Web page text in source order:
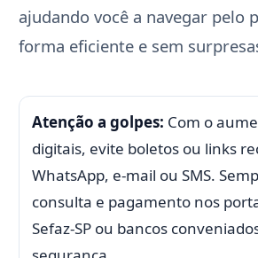
ajudando você a navegar pelo
forma eficiente e sem
Atenção a golpes: Com o
digitais, evite boletos ou links
WhatsApp, e-mail ou SMS.
consulta e pagamento nos
Sefaz-SP ou bancos